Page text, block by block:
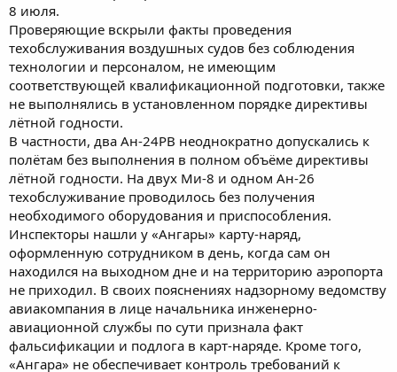
8 июля.
Проверяющие вскрыли факты проведения
техобслуживания воздушных судов без соблюдения
технологии и персоналом, не имеющим
соответствующей квалификационной подготовки, также
не выполнялись в установленном порядке директивы
лётной годности.
В частности, два Ан-24РВ неоднократно допускались к
полётам без выполнения в полном объёме директивы
лётной годности. На двух Ми-8 и одном Ан-26
техобслуживание проводилось без получения
необходимого оборудования и приспособления.
Инспекторы нашли у «Ангары» карту-наряд,
оформленную сотрудником в день, когда сам он
находился на выходном дне и на территорию аэропорта
не приходил. В своих пояснениях надзорному ведомству
авиакомпания в лице начальника инженерно-
авиационной службы по сути признала факт
фальсификации и подлога в карт-наряде. Кроме того,
«Ангара» не обеспечивает контроль требований к